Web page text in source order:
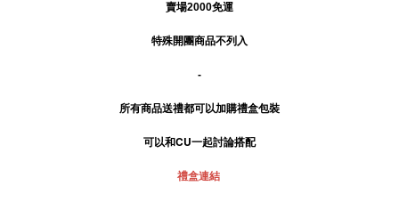
賣場2000免運
特殊開團商品不列入
-
所有商品送禮都可以加購禮盒包裝
可以和CU一起討論搭配
禮盒連結